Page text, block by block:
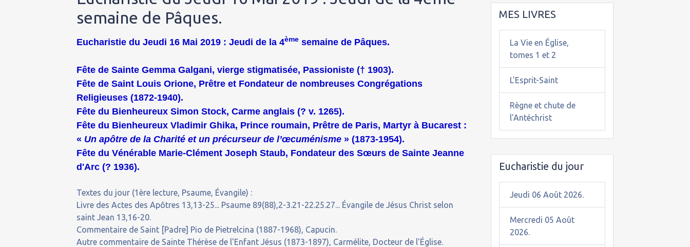
semaine de Pâques.
Eucharistie du Jeudi 16 Mai 2019 : Jeudi de la 4ème semaine de Pâques.
Fête de Sainte Gemma Galgani, vierge stigmatisée, Passioniste († 1903).
Fête de Saint Louis Orione, Prêtre et Fondateur de nombreuses Congrégations
Religieuses (1872-1940).
Fête du Bienheureux Simon Stock, Carme anglais (? v. 1265).
Fête du Bienheureux Vladimir Ghika, Prince roumain, Prêtre de Paris, Martyr à Bucarest :
« Un apôtre de la Charité et un précurseur de l’œcuménisme » (1873-1954).
Fête du Vénérable Marie-Clément Joseph Staub, Fondateur des Sœurs de Sainte Jeanne
d'Arc (? 1936).
Textes du jour (1ère lecture, Psaume, Évangile) :
Livre des Actes des Apôtres 13,13-25... Psaume 89(88),2-3.21-22.25.27... Évangile de Jésus Christ selon
saint Jean 13,16-20.
Commentaire de Saint [Padre] Pio de Pietrelcina (1887-1968), Capucin.
Autre commentaire de Sainte Thérèse de l'Enfant Jésus (1873-1897), Carmélite, Docteur de l'Église.
MES LIVRES
La Vie en Église,
tomes 1 et 2
L'Esprit-Saint
Règne et chute de
l'Antéchrist
Eucharistie du jour
Jeudi 06 Août 2026.
Mercredi 05 Août
2026.